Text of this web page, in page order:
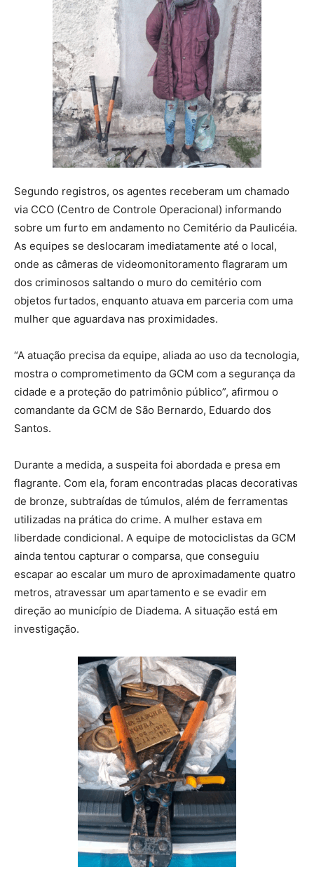
Segundo registros, os agentes receberam um chamado
via CCO (Centro de Controle Operacional) informando
sobre um furto em andamento no Cemitério da Paulicéia.
As equipes se deslocaram imediatamente até o local,
onde as câmeras de videomonitoramento flagraram um
dos criminosos saltando o muro do cemitério com
objetos furtados, enquanto atuava em parceria com uma
mulher que aguardava nas proximidades.
“A atuação precisa da equipe, aliada ao uso da tecnologia,
mostra o comprometimento da GCM com a segurança da
cidade e a proteção do patrimônio público”, afirmou o
comandante da GCM de São Bernardo, Eduardo dos
Santos.
Durante a medida, a suspeita foi abordada e presa em
flagrante. Com ela, foram encontradas placas decorativas
de bronze, subtraídas de túmulos, além de ferramentas
utilizadas na prática do crime. A mulher estava em
liberdade condicional. A equipe de motociclistas da GCM
ainda tentou capturar o comparsa, que conseguiu
escapar ao escalar um muro de aproximadamente quatro
metros, atravessar um apartamento e se evadir em
direção ao município de Diadema. A situação está em
investigação.